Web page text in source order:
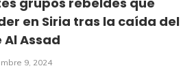
en Siria tras la caída del
Assad
9, 2024